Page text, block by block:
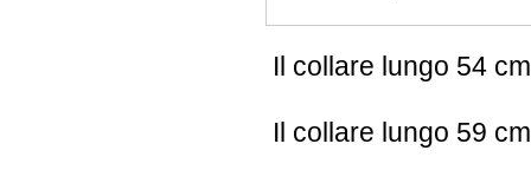
Il collare lungo 54
Il collare lungo 59